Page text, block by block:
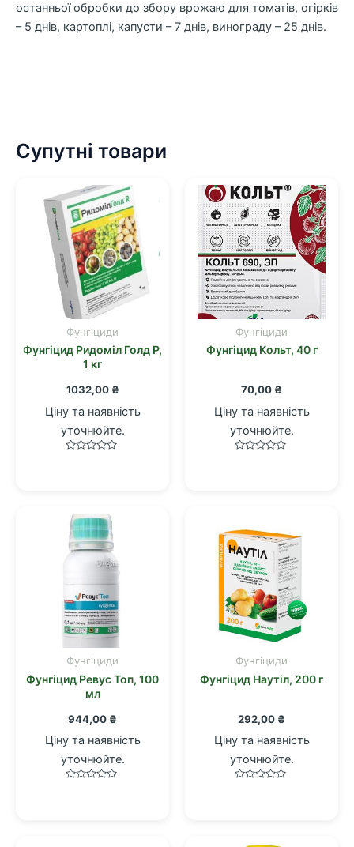
останньої обробки до збору врожаю для томатів, огірків
– 5 днів, картоплі, капусти – 7 днів, винограду – 25 днів.
Супутні товари
Фунгіциди
Фунгіцид Ридоміл Голд Р,
1 кг
1032,00 ₴
Ціну та наявність
уточнюйте.
Фунгіциди
Фунгіцид Кольт, 40 г
70,00 ₴
Ціну та наявність
уточнюйте.
Фунгіциди
Фунгіцид Ревус Топ, 100
мл
944,00 ₴
Ціну та наявність
уточнюйте.
Фунгіциди
Фунгіцид Наутіл, 200 г
292,00 ₴
Ціну та наявність
уточнюйте.